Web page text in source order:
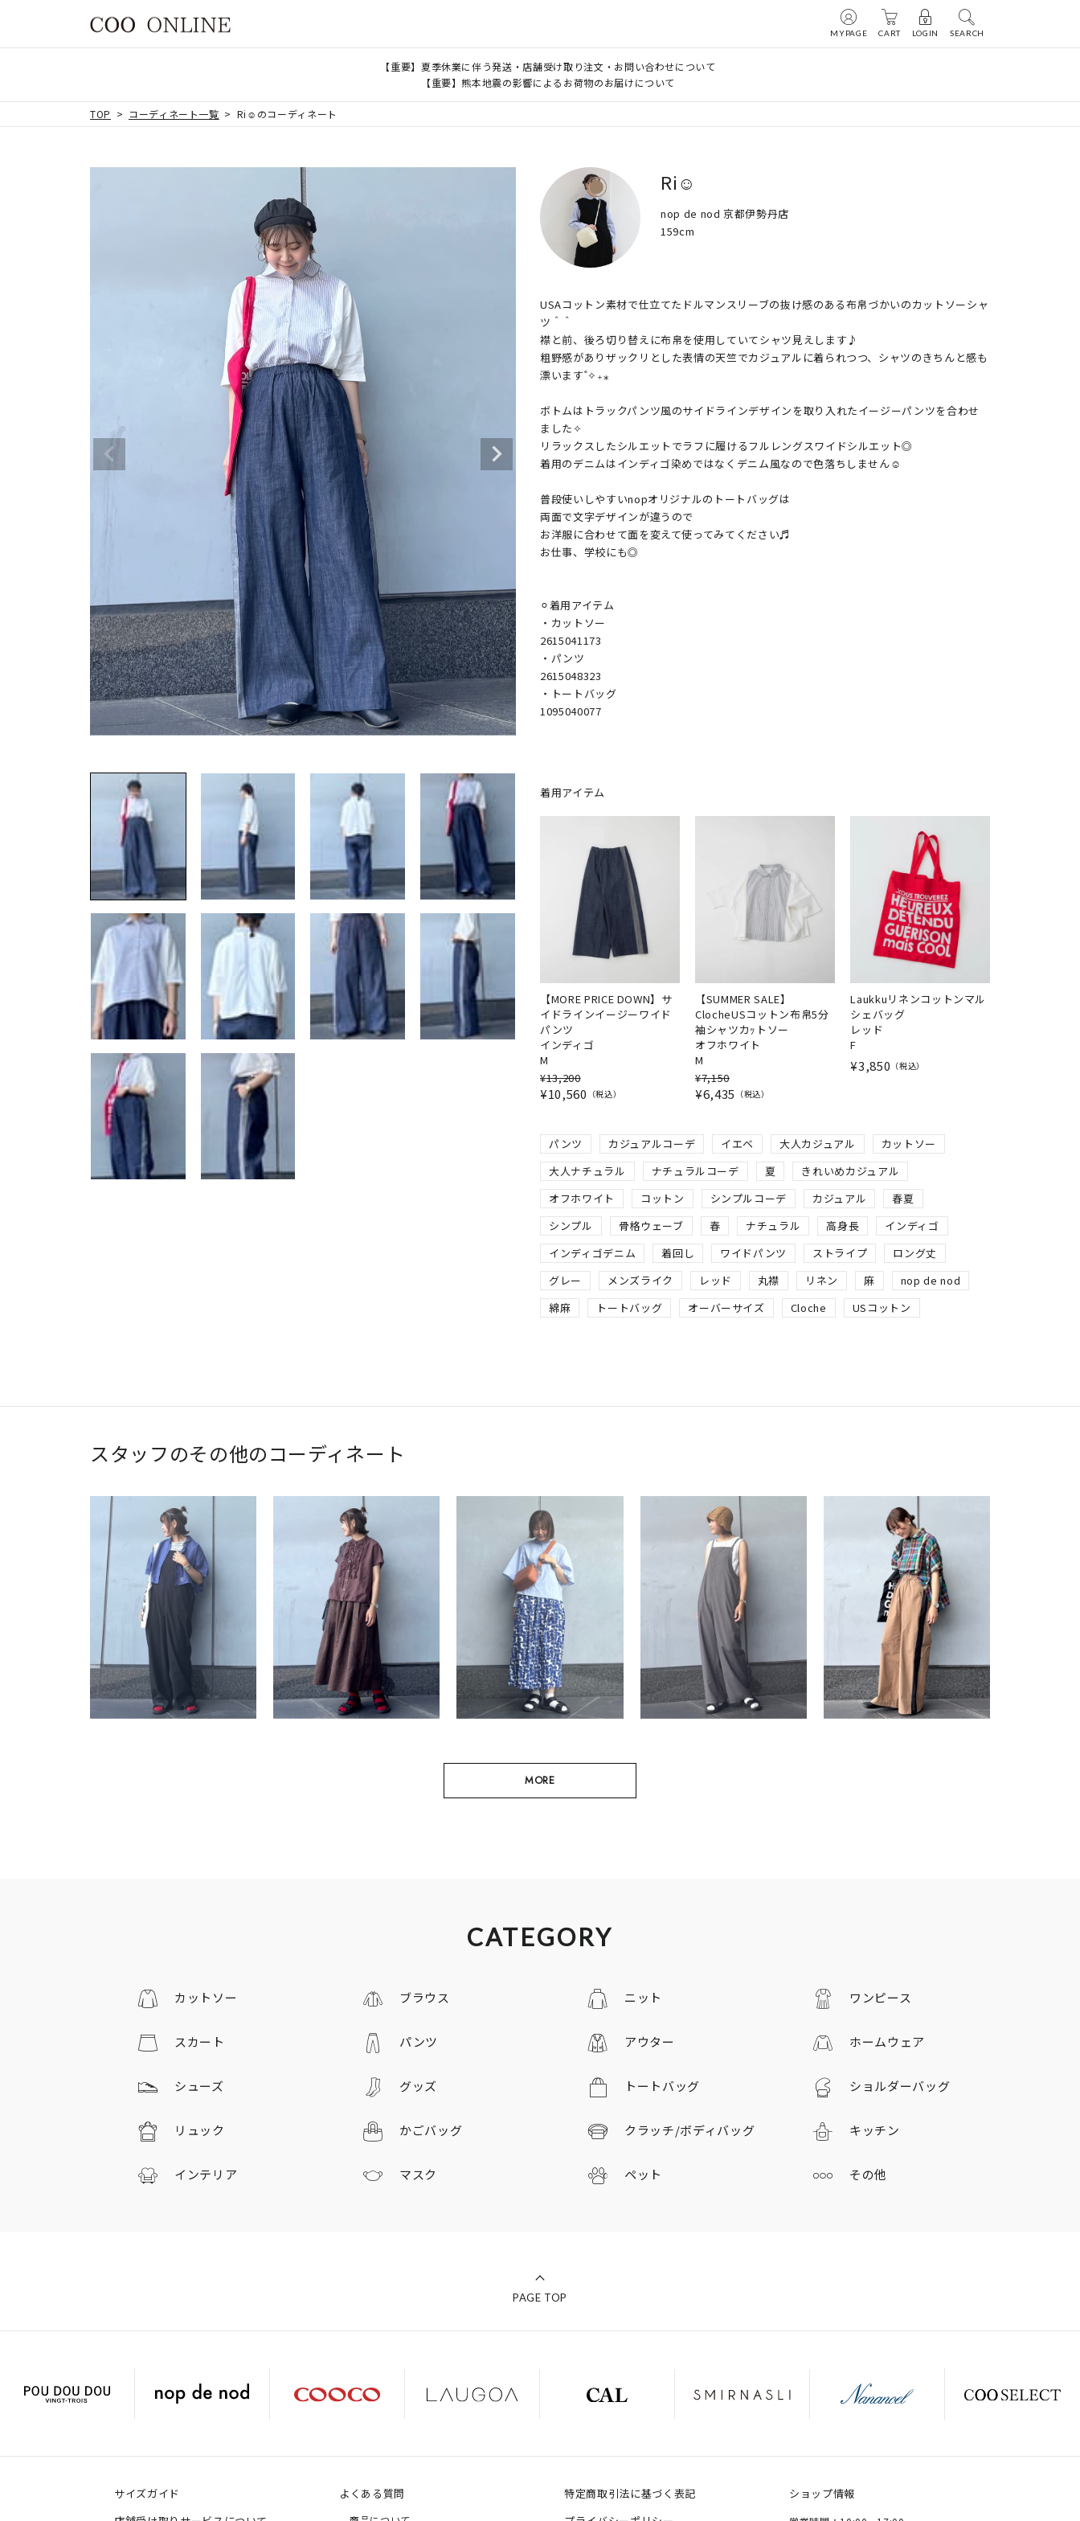
MYPAGE CART LOGIN SEARCH
【重要】夏季休業に伴う発送・店舗受け取り注文・お問い合わせについて
【重要】熊本地震の影響によるお荷物のお届けについて
TOP コーディネート一覧 Ri☺︎のコーディネート
Ri☺︎
nop de nod 京都伊勢丹店
159cm
USAコットン素材で仕立てたドルマンスリーブの抜け感のある布帛づかいのカットソーシャ
ツ＾＾
襟と前、後ろ切り替えに布帛を使用していてシャツ見えします♪
粗野感がありザックリとした表情の天竺でカジュアルに着られつつ、シャツのきちんと感も
漂います˚✧₊⁎
ボトムはトラックパンツ風のサイドラインデザインを取り入れたイージーパンツを合わせ
ました✧
リラックスしたシルエットでラフに履けるフルレングスワイドシルエット◎
着用のデニムはインディゴ染めではなくデニム風なので色落ちしません☺︎
普段使いしやすいnopオリジナルのトートバッグは
両面で文字デザインが違うので
お洋服に合わせて面を変えて使ってみてください♬
お仕事、学校にも◎
⚪︎着用アイテム
・カットソー
2615041173
・パンツ
2615048323
・トートバッグ
1095040077
着用アイテム
【MORE PRICE DOWN】サ
イドラインイージーワイド
パンツ
インディゴ
M
¥13,200
¥10,560 税込
【SUMMER SALE】
ClocheUSコットン布帛5分
袖シャツカｯトソー
オフホワイト
M
¥7,150
¥6,435 税込
Laukkuリネンコットンマル
シェバッグ
レッド
F
¥3,850 税込
パンツ カジュアルコーデ イエベ 大人カジュアル
カットソー
大人ナチュラル
ナチュラルコーデ 夏
きれいめカジュアル
オフホワイト
コットン シンプルコーデ カジュアル
春夏
シンプル
骨格ウェーブ 春 ナチュラル 高身長
インディゴ
インディゴデニム
着回し ワイドパンツ ストライプ
ロング丈
グレー
メンズライク レッド 丸襟 リネン 麻
nop de nod
綿麻
トートバッグ オーバーサイズ Cloche USコットン
スタッフのその他のコーディネート
MORE
CATEGORY
カットソー ブラウス ニット ワンピース
スカート パンツ アウター ホームウェア
シューズ グッズ トートバッグ ショルダーバッグ
リュック かごバッグ クラッチ/ボディバッグ キッチン
インテリア マスク ペット その他
PAGE TOP
サイズガイド
よくある質問
特定商取引法に基づく表記
ショップ情報